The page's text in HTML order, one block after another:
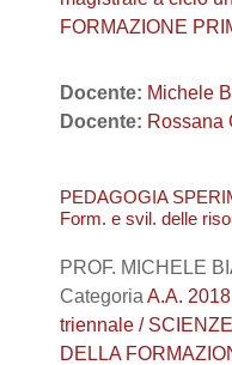
FORMAZIONE
Docente: Michele
Docente: Rossana
PEDAGOGIA
Form. e svil. delle
PROF. MICHELE
Categoria A.A.
triennale /
DELLA